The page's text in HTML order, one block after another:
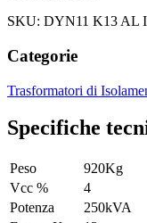
SKU: DYN11 K13 AL
Categorie
Trasformatori di
Specifiche
Peso
920Kg
Vcc %
4
Potenza
250kVA